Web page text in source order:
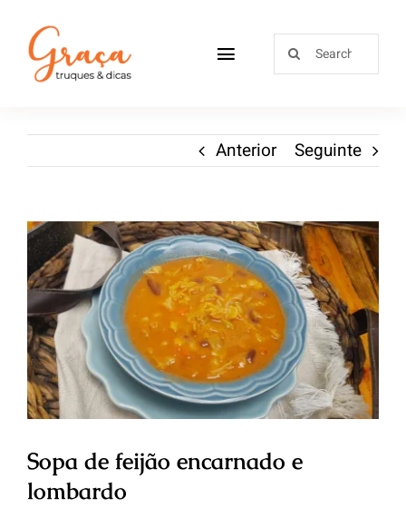
Receitas
Sobre
Loja
Blog
Contactos
Anterior Seguinte
Sopa de feijão encarnado e
lombardo